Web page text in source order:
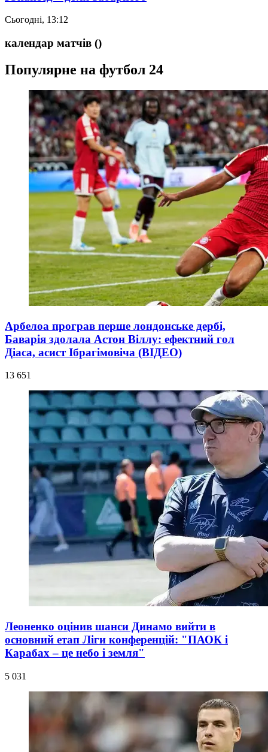
Сьогодні, 13:12
календар матчів ()
Популярне на футбол 24
Арбелоа програв перше лондонське дербі,
Баварія здолала Астон Віллу: ефектний гол
Діаса, асист Ібрагімовіча (ВІДЕО)
13 651
Леоненко оцінив шанси Динамо вийти в
основний етап Ліги конференцій: "ПАОК і
Карабах – це небо і земля"
5 031